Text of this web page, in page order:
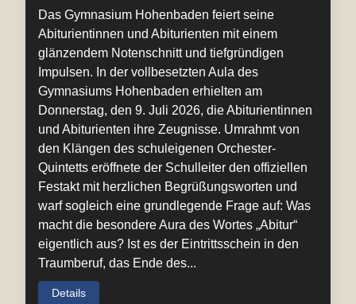
Das Gymnasium Hohenbaden feiert seine
Abiturientinnen und Abiturienten mit einem
glänzendem Notenschnitt und tiefgründigen
Impulsen. In der vollbesetzten Aula des
Gymnasiums Hohenbaden erhielten am
Donnerstag, den 9. Juli 2026, die Abiturientinnen
und Abiturienten ihre Zeugnisse. Umrahmt von
den Klängen des schuleigenen Orchester-
Quintetts eröffnete der Schulleiter den offiziellen
Festakt mit herzlichen Begrüßungsworten und
warf sogleich eine grundlegende Frage auf: Was
macht die besondere Aura des Wortes „Abitur“
eigentlich aus? Ist es der Eintrittsschein in den
Traumberuf, das Ende des...
Details